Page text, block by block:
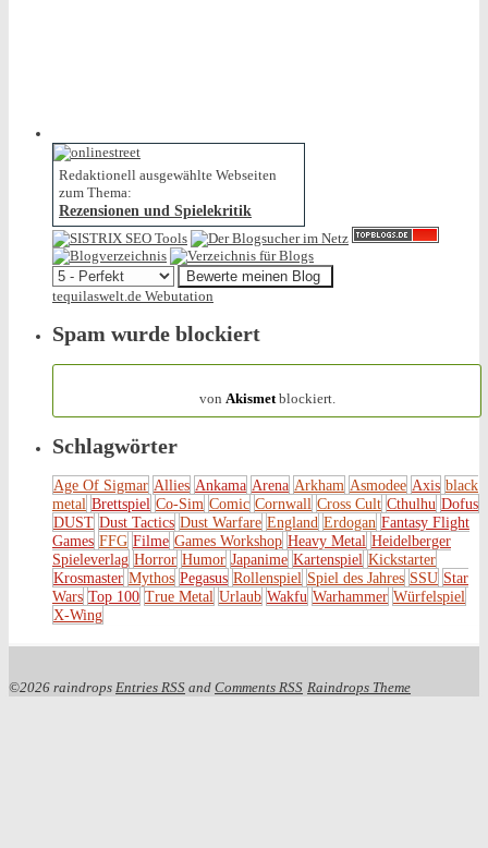
Redaktionell ausgewählte Webseiten
zum Thema:
Rezensionen und Spielekritik
tequilaswelt.de Webutation
Spam wurde blockiert
von Akismetblockiert.
Schlagwörter
Age Of Sigmar Allies Ankama Arena Arkham Asmodee Axis black
metal Brettspiel Co-Sim Comic Cornwall Cross Cult Cthulhu Dofus
DUST Dust Tactics Dust Warfare England Erdogan Fantasy Flight
Games FFG Filme Games Workshop Heavy Metal Heidelberger
Spieleverlag Horror Humor Japanime Kartenspiel Kickstarter
Krosmaster Mythos Pegasus Rollenspiel Spiel des Jahres SSU Star
Wars Top 100 True Metal Urlaub Wakfu Warhammer Würfelspiel
X-Wing
©2026 raindrops Entries RSS and Comments RSS Raindrops Theme